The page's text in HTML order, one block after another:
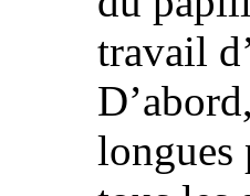
travail
longues